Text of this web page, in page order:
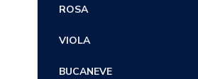
ROSA
VIOLA
BUCANEVE